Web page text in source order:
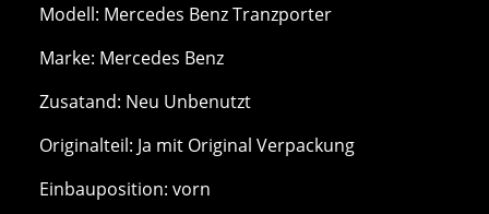
Modell: Mercedes Benz Tranzporter
Marke: Mercedes Benz
Zusatand: Neu Unbenutzt
Originalteil: Ja mit Original Verpackung
Einbauposition: vorn